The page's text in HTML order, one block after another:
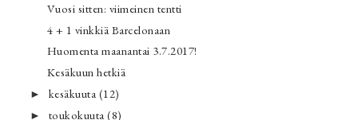
Vuosi sitten: viimeinen tentti
4 + 1 vinkkiä Barcelonaan
Huomenta maanantai 3.7.2017!
Kesäkuun hetkiä
► kesäkuuta (12)
► toukokuuta(8)